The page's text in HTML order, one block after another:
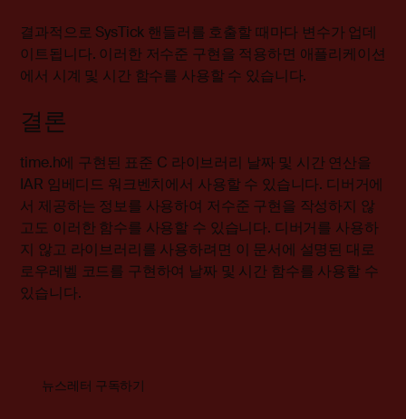
결과적으로 SysTick 핸들러를 호출할 때마다 변수가 업데
이트됩니다. 이러한 저수준 구현을 적용하면 애플리케이션
에서 시계 및 시간 함수를 사용할 수 있습니다.
결론
time.h에 구현된 표준 C 라이브러리 날짜 및 시간 연산을
IAR 임베디드 워크벤치에서 사용할 수 있습니다. 디버거에
서 제공하는 정보를 사용하여 저수준 구현을 작성하지 않
고도 이러한 함수를 사용할 수 있습니다. 디버거를 사용하
지 않고 라이브러리를 사용하려면 이 문서에 설명된 대로
로우레벨 코드를 구현하여 날짜 및 시간 함수를 사용할 수
있습니다.
뉴스레터 구독하기